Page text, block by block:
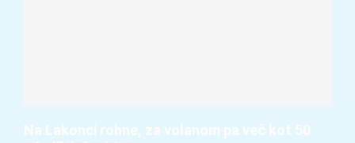
Na Lakonci rohne, za volanom pa več kot 50